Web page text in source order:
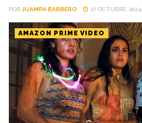
POR JUAMPA BARBERO 27 OCTUBRE, 2024
AMAZON PRIME VIDEO